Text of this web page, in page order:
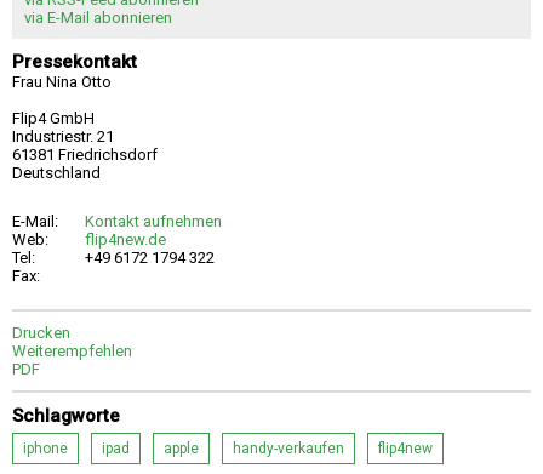
via E-Mail abonnieren
Pressekontakt
Frau Nina Otto
Flip4 GmbH
Industriestr. 21
61381 Friedrichsdorf
Deutschland
E-Mail:
Kontakt aufnehmen
Web:
flip4new.de
Tel:
+49 6172 1794 322
Fax:
Drucken
Weiterempfehlen
PDF
Schlagworte
iphone ipad apple handy-verkaufen flip4new